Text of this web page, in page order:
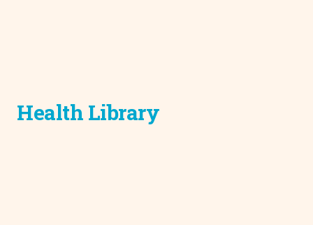
Health Library